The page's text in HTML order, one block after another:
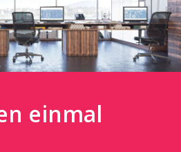
einmal